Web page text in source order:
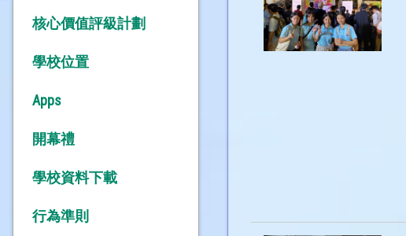
核心價值評級計劃
學校位置
Apps
開幕禮
學校資料下載
行為準則